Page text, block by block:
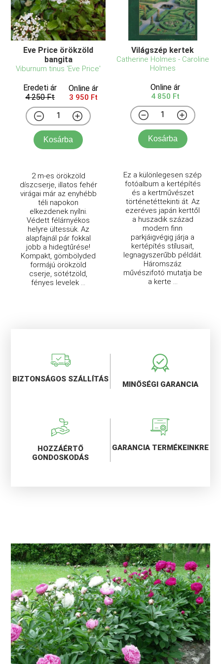
Eve Price örökzöld
bangita
Viburnum tinus 'Eve Price'
Eredeti ár
4 250 Ft
Online ár
3 950 Ft
Kosárba
2 m-es örökzöld
díszcserje, illatos fehér
virágai már az enyhébb
téli napokon
elkezdenek nyílni.
Védett félárnyékos
helyre ültessük. Az
alapfajnál pár fokkal
jobb a hidegtűrése!
Kompakt, gömbölyded
formájú örökzöld
cserje, sötétzöld,
fényes levelek ...
Világszép kertek
Catherine Holmes - Caroline
Holmes
Online ár
4 850 Ft
Kosárba
Ez a különlegesen szép
fotóalbum a kertépítés
és a kertművészet
történetéttekinti át. Az
ezeréves japán kerttől
a huszadik század
modern finn
parkjáigvégig járja a
kertépítés stílusait,
legnagyszerűbb példáit.
Háromszáz
művészifotó mutatja be
a kerte ...
BIZTONSÁGOS SZÁLLÍTÁS
MINŐSÉGI GARANCIA
HOZZÁÉRTŐ
GONDOSKODÁS
GARANCIA TERMÉKEINKRE